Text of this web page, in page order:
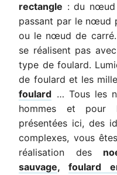
rectangle : du nœud
passant par le nœud
ou le nœud de
se réalisent pas
type de foulard.
de foulard et les
foulard … Tous les
hommes et pour
présentées ici, des
complexes, vous
réalisation des
sauvage, foulard